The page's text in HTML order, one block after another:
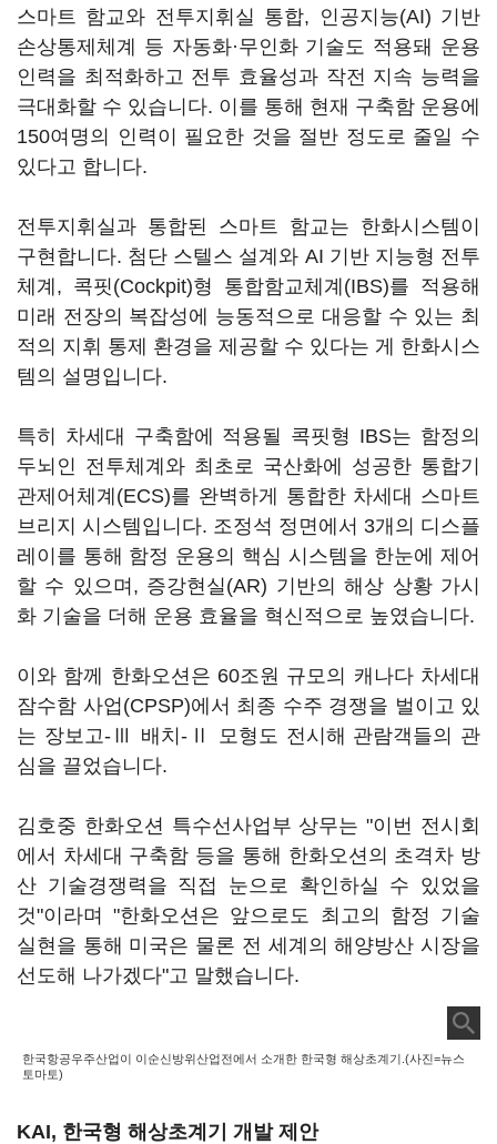
스마트 함교와 전투지휘실 통합, 인공지능(AI) 기반
손상통제체계 등 자동화·무인화 기술도 적용돼 운용
인력을 최적화하고 전투 효율성과 작전 지속 능력을
극대화할 수 있습니다. 이를 통해 현재 구축함 운용에
150여명의 인력이 필요한 것을 절반 정도로 줄일 수
있다고 합니다.
전투지휘실과 통합된 스마트 함교는 한화시스템이
구현합니다. 첨단 스텔스 설계와 AI 기반 지능형 전투
체계, 콕핏(Cockpit)형 통합함교체계(IBS)를 적용해
미래 전장의 복잡성에 능동적으로 대응할 수 있는 최
적의 지휘 통제 환경을 제공할 수 있다는 게 한화시스
템의 설명입니다.
특히 차세대 구축함에 적용될 콕핏형 IBS는 함정의
두뇌인 전투체계와 최초로 국산화에 성공한 통합기
관제어체계(ECS)를 완벽하게 통합한 차세대 스마트
브리지 시스템입니다. 조정석 정면에서 3개의 디스플
레이를 통해 함정 운용의 핵심 시스템을 한눈에 제어
할 수 있으며, 증강현실(AR) 기반의 해상 상황 가시
화 기술을 더해 운용 효율을 혁신적으로 높였습니다.
이와 함께 한화오션은 60조원 규모의 캐나다 차세대
잠수함 사업(CPSP)에서 최종 수주 경쟁을 벌이고 있
는 장보고-Ⅲ 배치-Ⅱ 모형도 전시해 관람객들의 관
심을 끌었습니다.
김호중 한화오션 특수선사업부 상무는 "이번 전시회
에서 차세대 구축함 등을 통해 한화오션의 초격차 방
산 기술경쟁력을 직접 눈으로 확인하실 수 있었을
것"이라며 "한화오션은 앞으로도 최고의 함정 기술
실현을 통해 미국은 물론 전 세계의 해양방산 시장을
선도해 나가겠다"고 말했습니다.
한국항공우주산업이 이순신방위산업전에서 소개한 한국형 해상초계기.(사진=뉴스
토마토)
KAI, 한국형 해상초계기 개발 제안